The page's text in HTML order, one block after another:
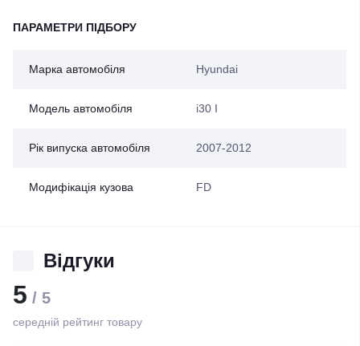
ПАРАМЕТРИ ПІДБОРУ
Марка автомобіля Hyundai
Модель автомобіля i30 I
Рік випуска автомобіля 2007-2012
Модифікація кузова FD
Відгуки
5 / 5
середній рейтинг товару